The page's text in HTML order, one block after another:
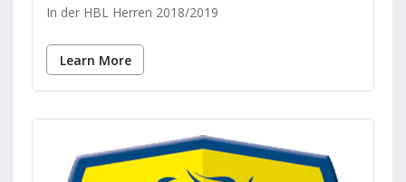
In der HBL Herren 2018/2019
Learn More